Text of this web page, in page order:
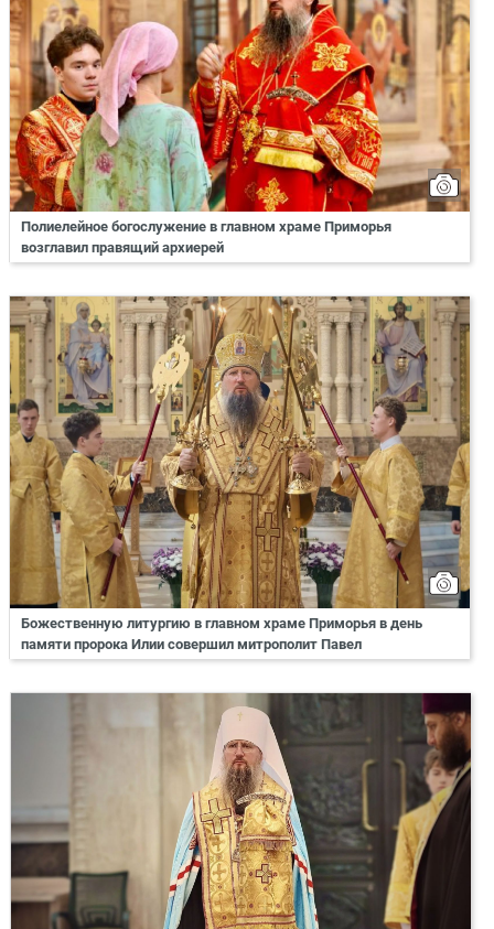
Полиелейное богослужение в главном храме Приморья
возглавил правящий архиерей
Божественную литургию в главном храме Приморья в день
памяти пророка Илии совершил митрополит Павел